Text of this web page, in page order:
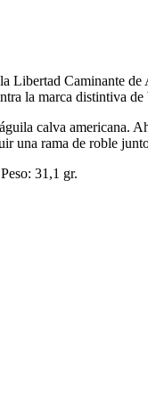
Libertad Caminante
la marca distintiva
calva americana.
una rama de roble
31,1 gr.